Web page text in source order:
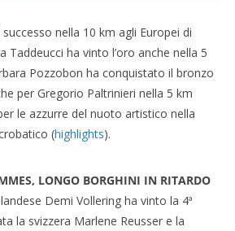
nella 10 km agli Europei di
Taddeucci ha vinto l’oro anche nella 5
Pozzobon ha conquistato il bronzo
per Gregorio Paltrinieri nella 5 km
le azzurre del nuoto artistico nella
(highlights).
LONGO BORGHINI IN RITARDO
Demi Vollering ha vinto la 4ª
la svizzera Marlene Reusser e la